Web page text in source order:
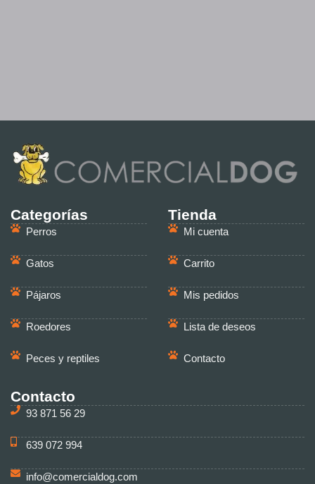
Categorías
Perros
Gatos
Pájaros
Roedores
Peces y reptiles
Tienda
Mi cuenta
Carrito
Mis pedidos
Lista de deseos
Contacto
Contacto
93 871 56 29
639 072 994
info@comercialdog.com